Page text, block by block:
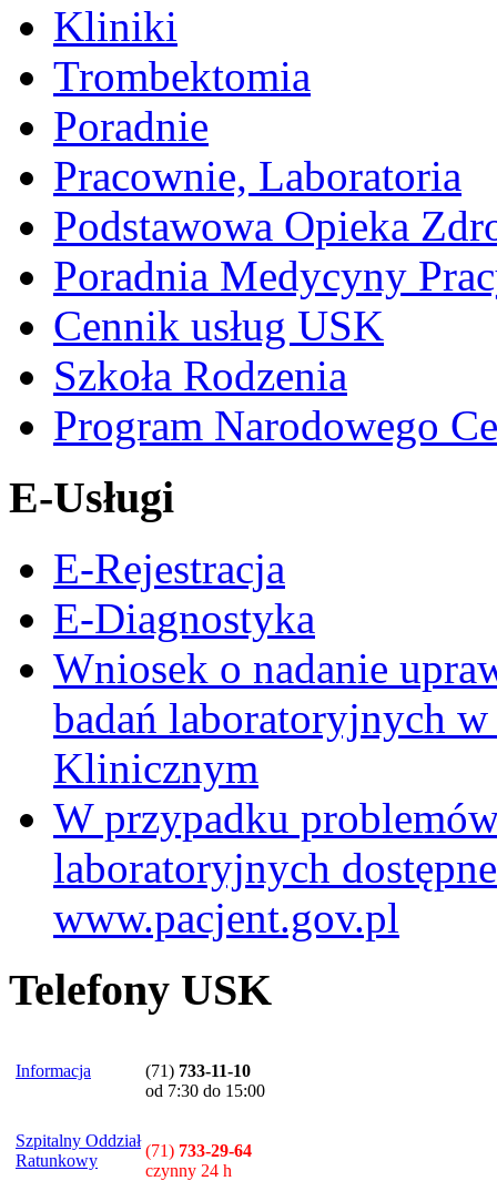
Kliniki
Trombektomia
Poradnie
Pracownie, Laboratoria
Podstawowa Opieka
Poradnia Medycyny
Cennik usług USK
Szkoła Rodzenia
Program Narodowego
E-Usługi
E-Rejestracja
E-Diagnostyka
Wniosek o nadanie
badań laboratoryjnych
Klinicznym
W przypadku
laboratoryjnych
www.pacjent.gov.pl
Telefony USK
Informacja (71) 733-11-10
od 7:30 do 15:00
Szpitalny Oddział
Ratunkowy
(71) 733-29-64
czynny 24 h